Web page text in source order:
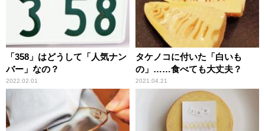
「358」はどうして「人気ナン
バー」なの？
2022.02.01
タケノコに付いた「白いも
の」……食べても大丈夫？
2021.04.21